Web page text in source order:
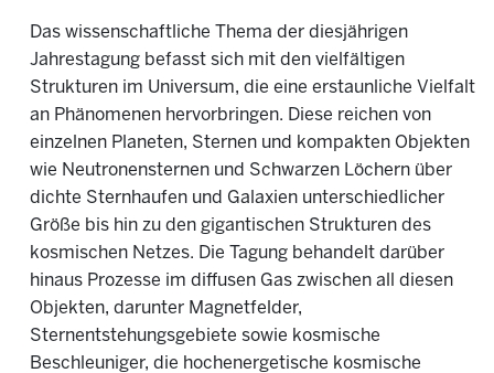
Das wissenschaftliche Thema der diesjährigen
Jahrestagung befasst sich mit den vielfältigen
Strukturen im Universum, die eine erstaunliche Vielfalt
an Phänomenen hervorbringen. Diese reichen von
einzelnen Planeten, Sternen und kompakten Objekten
wie Neutronensternen und Schwarzen Löchern über
dichte Sternhaufen und Galaxien unterschiedlicher
Größe bis hin zu den gigantischen Strukturen des
kosmischen Netzes. Die Tagung behandelt darüber
hinaus Prozesse im diffusen Gas zwischen all diesen
Objekten, darunter Magnetfelder,
Sternentstehungsgebiete sowie kosmische
Beschleuniger, die hochenergetische kosmische